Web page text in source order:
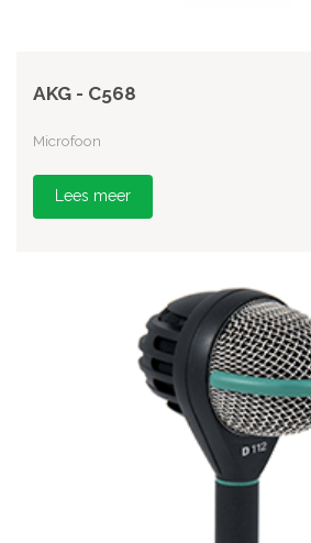
AKG - C568
Microfoon
Lees meer